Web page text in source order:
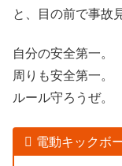
と、目の前で事故
自分の安全第一。
周りも安全第一。
ルール守ろうぜ。
電動キックボ